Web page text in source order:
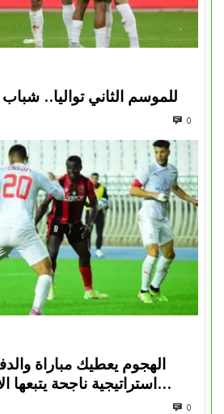
للموسم الثاني تواليا..
0
الهجوم يعطيك مباراة
استراتيجية ناجحة
0